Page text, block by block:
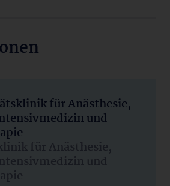
für Anästhesie,
und
für Anästhesie,
und